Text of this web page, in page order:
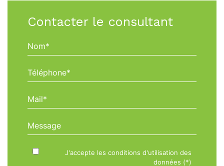
Contacter le consultant
Nom*
Téléphone*
Mail*
Message
J'accepte les conditions d'utilisation des
données (*)